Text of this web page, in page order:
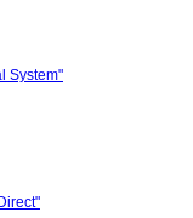
System"